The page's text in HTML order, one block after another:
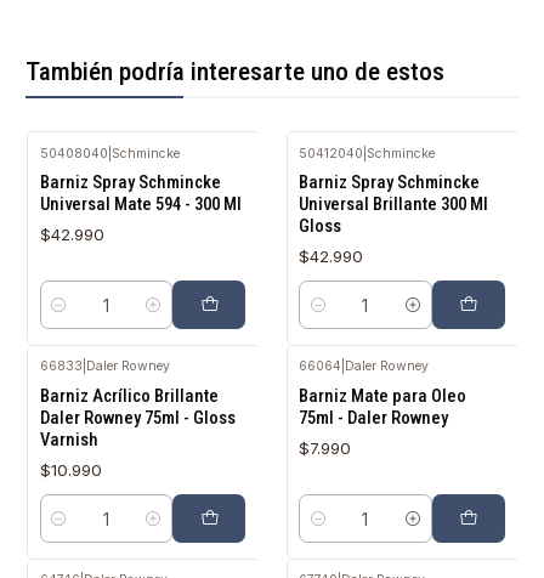
También podría interesarte uno de estos
50408040 Schmincke
Barniz Spray Schmincke
Universal Mate 594 - 300 Ml
$42.990
Cantidad
50412040 Schmincke
Barniz Spray Schmincke
Universal Brillante 300 Ml
Gloss
$42.990
Cantidad
66833 Daler Rowney
Barniz Acrílico Brillante
Daler Rowney 75ml - Gloss
Varnish
$10.990
Cantidad
66064 Daler Rowney
Barniz Mate para Oleo
75ml - Daler Rowney
$7.990
Cantidad